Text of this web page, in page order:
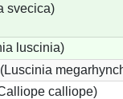
svecica)
luscinia)
calliope)